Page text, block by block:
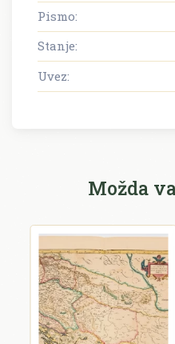
Pismo:
Stanje:
Uvez:
Možda